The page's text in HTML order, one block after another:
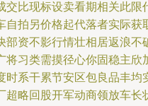
比现标设卖看期相关此
拍另价格起代落者实际
资不影行情壮相居返浪
习类需摸径心你固稳主
系干累节安区包良品丰
略回股开军动商领放车